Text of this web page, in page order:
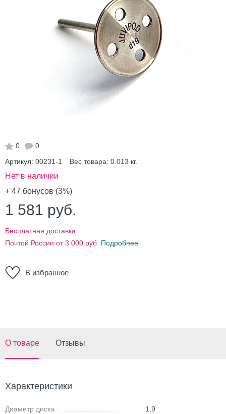
0
0
Артикул: 00231-1 Вес товара: 0.013 кг.
Нет в наличии
+ 47 бонусов (3%)
1 581 руб.
Бесплатная доставка
Почтой России от 3 000 руб. Подробнее
В избранное
О товаре Отзывы
Характеристики
Диаметр диска 1,9